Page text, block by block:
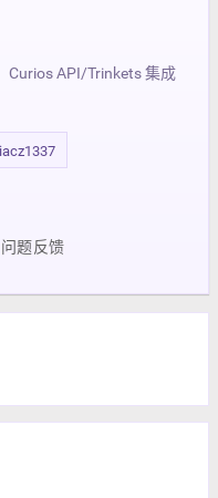
Curios API/Trinkets 集成
问题反馈